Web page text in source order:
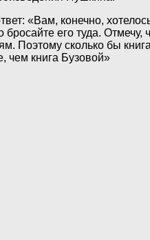
«Вам, конечно,
его туда.
сколько бы
чем книга Бузовой»